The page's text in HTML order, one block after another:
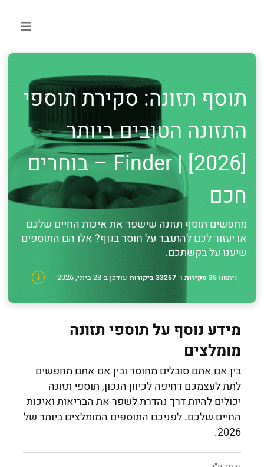
תוסף תזונה: סקירת תוספי
התזונה הטובים ביותר
[2026] | Finder – בוחרים
חכם
מחפשים תוסף תזונה שישפר את איכות החיים שלכם
או יעזור לכם להתגבר על חוסר בגוף? אלו הם התוספים
שיענו על בקשתכם.
ניתחנו35 סקירות ו- 33257 ביקורות i עודכן ב-28 ביוני, 2026
מידע נוסף על תוספי תזונה
מומלצים
בין אם אתם סובלים מחוסר ובין אם אתם מחפשים
לתת לעצמכם דחיפה לכיוון הנכון, תוספי תזונה
יכולים להיות דרך נהדרת לשפר את הבריאות ואיכות
החיים שלכם. לפניכם התוספים המומלצים ביותר של
2026.